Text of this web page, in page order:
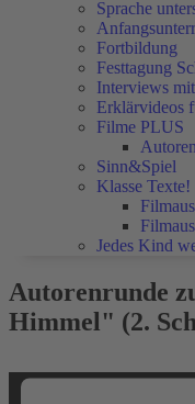
Sprache
Fortbildung
Festtagung
Interviews
Erklärvideos
Filme PLUS
Sinn&Spiel
Klasse Texte!
Jedes Kind
Autorenrunde
Himmel" (2.